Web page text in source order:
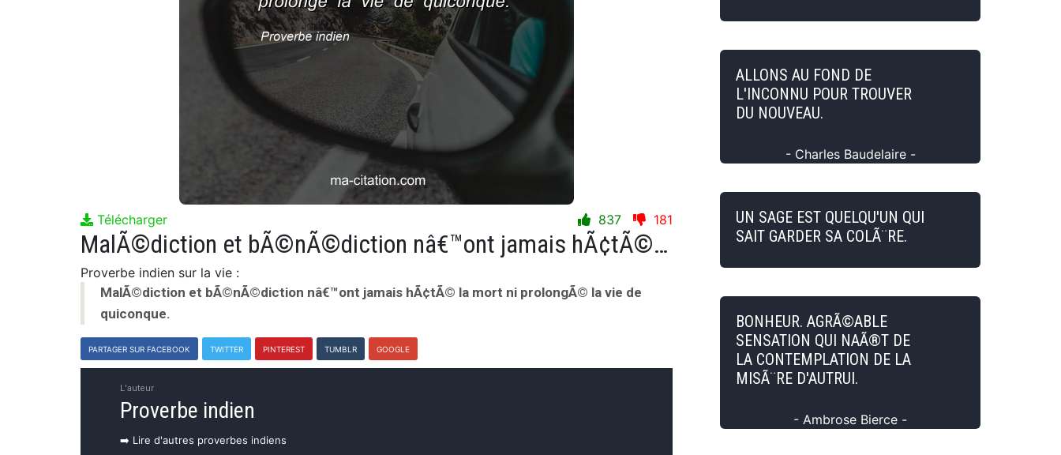
Télécharger 837 181
MalÃ©diction et bÃ©nÃ©diction nâ€™ont jamais hÃ¢tÃ© la mort ni prolongÃ© la vie de quiconque.
Proverbe indien sur la vie :
MalÃ©diction et bÃ©nÃ©diction nâ€™ont jamais hÃ¢tÃ© la mort ni prolongÃ© la vie de
quiconque.
PARTAGER SUR FACEBOOK TWITTER PINTEREST TUMBLR GOOGLE
L'auteur
Proverbe indien
➡️ Lire d'autres proverbes indiens
ALLONS AU FOND DE
L'INCONNU POUR TROUVER
DU NOUVEAU.
- Charles Baudelaire -
UN SAGE EST QUELQU'UN QUI
SAIT GARDER SA COLÃ¨RE.
BONHEUR. AGRÃ©ABLE
SENSATION QUI NAÃ®T DE
LA CONTEMPLATION DE LA
MISÃ¨RE D'AUTRUI.
- Ambrose Bierce -